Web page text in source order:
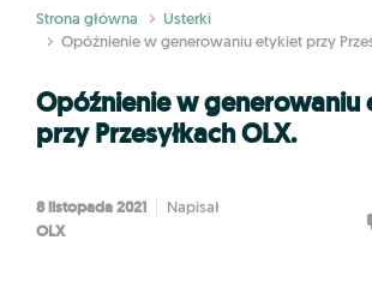
Strona główna
Usterki
Opóźnienie w generowaniu etykiet przy
Opóźnienie w generowaniu
przy Przesyłkach OLX.
8 listopada 2021 Napisał
OLX